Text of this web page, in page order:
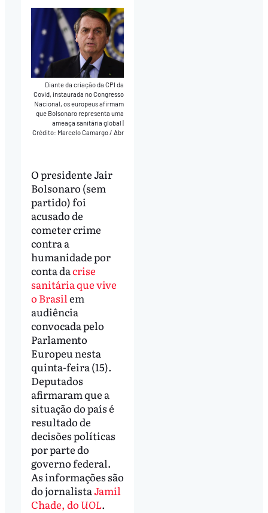
Diante da criação da CPI da
Covid, instaurada no Congresso
Nacional, os europeus afirmam
que Bolsonaro representa uma
ameaça sanitária global|
Crédito: Marcelo Camargo / Abr
O presidente Jair
Bolsonaro (sem
partido) foi
acusado de
cometer crime
contra a
humanidade por
conta dacrise
sanitária que vive
o Brasilem
audiência
convocada pelo
Parlamento
Europeu nesta
quinta-feira (15).
Deputados
afirmaram que a
situação do país é
resultado de
decisões políticas
por parte do
governo federal.
As informações são
do jornalistaJamil
Chade, do UOL.